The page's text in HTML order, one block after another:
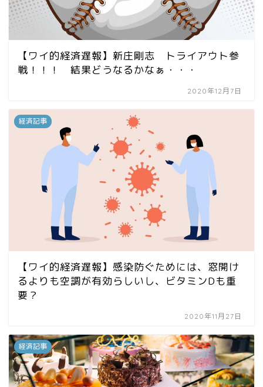
【ワイ的経済遅報】新庄剛志 トライアウト参
戦！！！ 結果どうなるかなぁ・・・
2020年12月7日
経済記事
【ワイ的経済遅報】感染防ぐためには、窓開け
るよりも空調が有効らしいし、ビタミンDも重
要？
2020年11月27日
経済記事